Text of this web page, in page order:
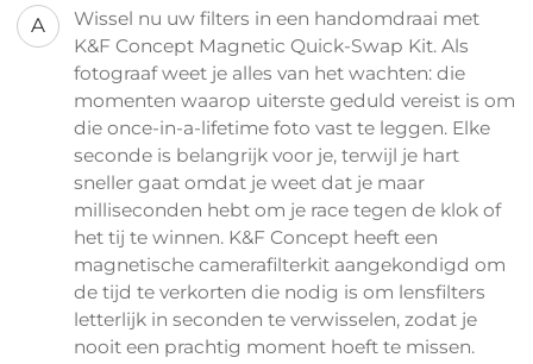
A
Wissel nu uw filters in een handomdraai met
K&F Concept Magnetic Quick-Swap Kit. Als
fotograaf weet je alles van het wachten: die
momenten waarop uiterste geduld vereist is om
die once-in-a-lifetime foto vast te leggen. Elke
seconde is belangrijk voor je, terwijl je hart
sneller gaat omdat je weet dat je maar
milliseconden hebt om je race tegen de klok of
het tij te winnen. K&F Concept heeft een
magnetische camerafilterkit aangekondigd om
de tijd te verkorten die nodig is om lensfilters
letterlijk in seconden te verwisselen, zodat je
nooit een prachtig moment hoeft te missen.